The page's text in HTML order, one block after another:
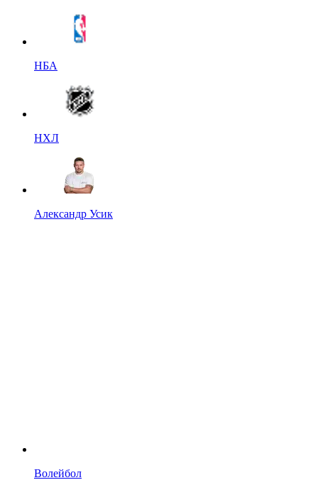
НБА
НХЛ
Александр Усик
Волейбол